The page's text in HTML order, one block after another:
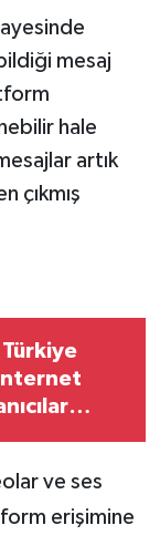
mesaj
hale
artık
çıkmış
ve ses
erişimine